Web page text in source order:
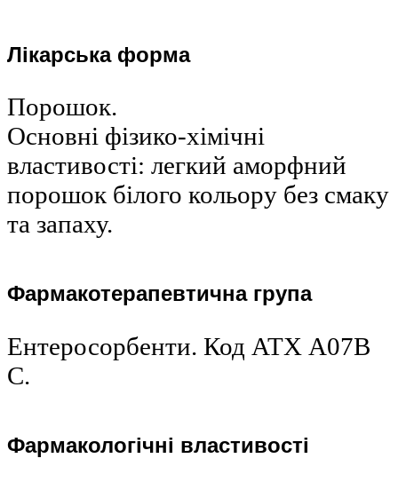
Лікарська форма
Порошок.
Основні фізико-хімічні
властивості: легкий аморфний
порошок білого кольору без смаку
та запаху.
Фармакотерапевтична група
Ентеросорбенти. Код АТХ А07В
С.
Фармакологічні властивості